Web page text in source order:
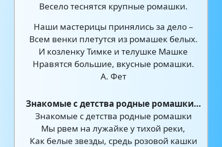
Весело теснятся крупные ромашки.
Наши мастерицы принялись за дело –
Всем венки плетутся из ромашек белых.
И козленку Тимке и телушке Машке
Нравятся большие, вкусные ромашки.
А. Фет
Знакомые с детства родные ромашки…
Знакомые с детства родные ромашки
Мы рвем на лужайке у тихой реки,
Как белые звезды, средь розовой кашки